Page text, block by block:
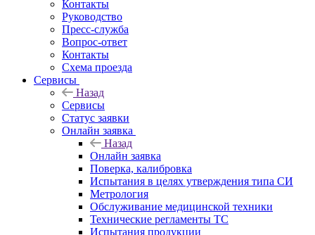
Контакты
Руководство
Пресс-служба
Вопрос-ответ
Контакты
Схема проезда
Сервисы
Назад
Сервисы
Статус заявки
Онлайн заявка
Назад
Онлайн заявка
Поверка, калибровка
Испытания в целях утверждения типа СИ
Метрология
Обслуживание медицинской техники
Технические регламенты ТС
Испытания продукции